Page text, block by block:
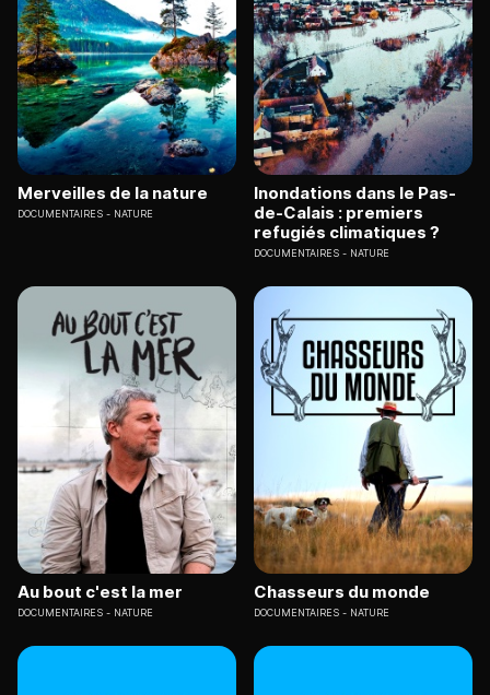
Merveilles de la nature
DOCUMENTAIRES NATURE
Inondations dans le Pas-
de-Calais : premiers
refugiés climatiques ?
DOCUMENTAIRES NATURE
Au bout c'est la mer
DOCUMENTAIRES NATURE
Chasseurs du monde
DOCUMENTAIRES NATURE